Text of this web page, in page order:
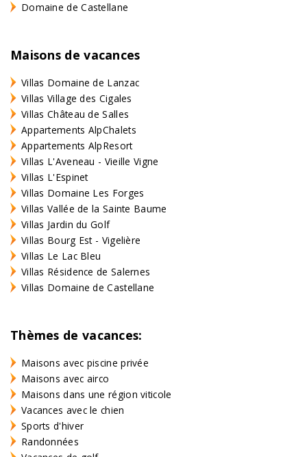
Domaine de Castellane
Maisons de vacances
Villas Domaine de Lanzac
Villas Village des Cigales
Villas Château de Salles
Appartements AlpChalets
Appartements AlpResort
Villas L'Aveneau - Vieille Vigne
Villas L'Espinet
Villas Domaine Les Forges
Villas Vallée de la Sainte Baume
Villas Jardin du Golf
Villas Bourg Est - Vigelière
Villas Le Lac Bleu
Villas Résidence de Salernes
Villas Domaine de Castellane
Thèmes de vacances:
Maisons avec piscine privée
Maisons avec airco
Maisons dans une région viticole
Vacances avec le chien
Sports d'hiver
Randonnées